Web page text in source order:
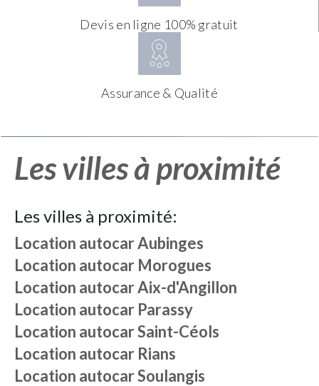
Devis en ligne 100% gratuit
Assurance & Qualité
Les villes à proximité
Les villes à proximité:
Location autocarAubinges
Location autocar Morogues
Location autocarAix-d'Angillon
Location autocar Parassy
Location autocarSaint-Céols
Location autocar Rians
Location autocarSoulangis